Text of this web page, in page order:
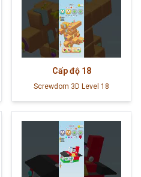
Cấp độ 18
Screwdom 3D Level 18